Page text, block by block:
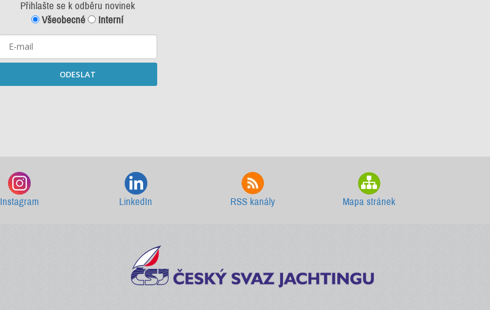
Přihlašte se k odběru novinek
Všeobecné
Interní
ODESLAT
Instagram LinkedIn RSS kanály Mapa stránek